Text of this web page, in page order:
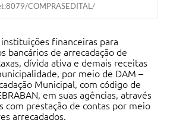
COMPRASEDITAL/
financeiras para
bancários de arrecadação de
dívida ativa e demais receitas
por meio de DAM –
Municipal, com código de
em suas agências, através
com prestação de contas por meio
arrecadados.